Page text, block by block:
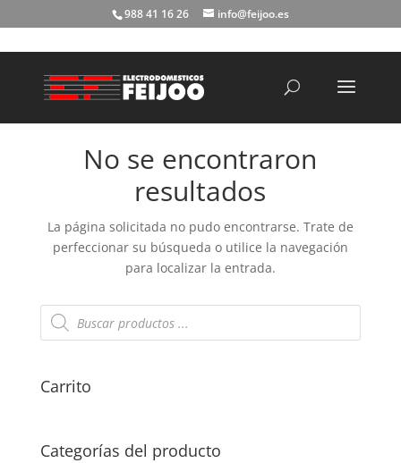
988 41 16 26 info@feijoo.es
No se encontraron
resultados
La página solicitada no pudo encontrarse. Trate de
perfeccionar su búsqueda o utilice la navegación
para localizar la entrada.
Búsqueda
de
productos
Carrito
Categorías del producto